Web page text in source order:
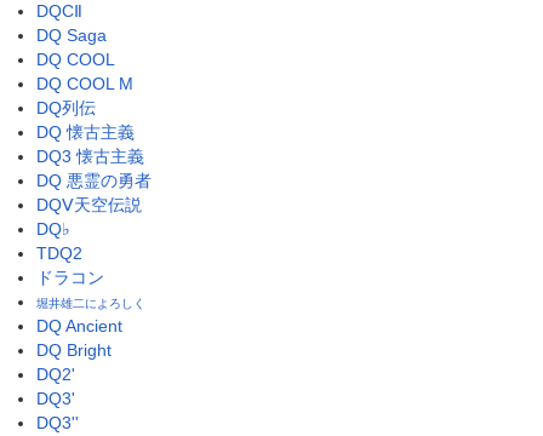
DQCⅡ
DQ Saga
DQ COOL
DQ COOL M
DQ列伝
DQ 懐古主義
DQ3 懐古主義
DQ 悪霊の勇者
DQⅤ天空伝説
DQ♭
TDQ2
ドラコン
堀井雄二によろしく
DQ Ancient
DQ Bright
DQ2'
DQ3'
DQ3''